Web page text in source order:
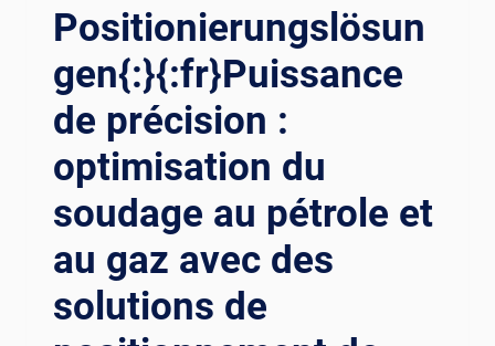
VON
SCHWEISSPOSITIONIERERN{:}{
:FR}OPTIMISATION D
E L
A P
RÉCISION D
ANS L
E S
ECTEUR D
U P
T D
U G
Positionierungslösun
gen{:}{:fr}Puissance
de précision :
optimisation du
soudage au pétrole et
au gaz avec des
solutions de